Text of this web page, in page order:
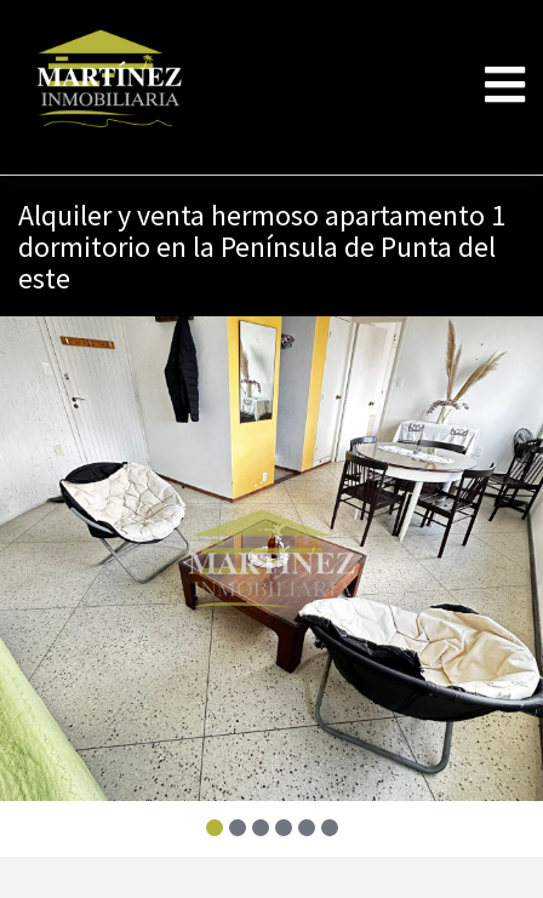
Alquiler y venta hermoso apartamento 1
dormitorio en la Península de Punta del
este